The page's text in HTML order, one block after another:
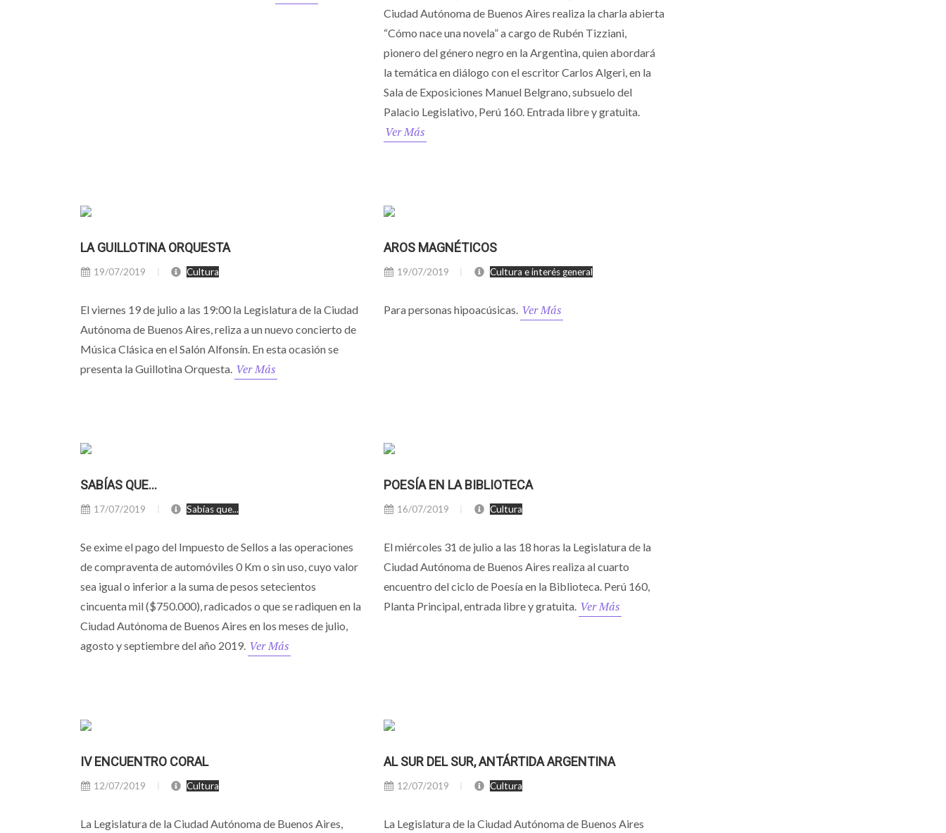
Ciudad Autónoma de Buenos Aires realiza la charla abierta
“Cómo nace una novela” a cargo de Rubén Tizziani,
pionero del género negro en la Argentina, quien abordará
la temática en diálogo con el escritor Carlos Algeri, en la
Sala de Exposiciones Manuel Belgrano, subsuelo del
Palacio Legislativo, Perú 160. Entrada libre y gratuita.
Ver Más
LA GUILLOTINA ORQUESTA
19/07/2019 Cultura
El viernes 19 de julio a las 19:00 la Legislatura de la Ciudad
Autónoma de Buenos Aires, reliza a un nuevo concierto de
Música Clásica en el Salón Alfonsín. En esta ocasión se
presenta la Guillotina Orquesta. Ver Más
AROS MAGNÉTICOS
19/07/2019 Cultura e interés general
Para personas hipoacúsicas. Ver Más
SABÍAS QUE...
17/07/2019 Sabías que...
Se exime el pago del Impuesto de Sellos a las operaciones
de compraventa de automóviles 0 Km o sin uso, cuyo valor
sea igual o inferior a la suma de pesos setecientos
cincuenta mil ($750.000), radicados o que se radiquen en la
Ciudad Autónoma de Buenos Aires en los meses de julio,
agosto y septiembre del año 2019. Ver Más
POESÍA EN LA BIBLIOTECA
16/07/2019 Cultura
El miércoles 31 de julio a las 18 horas la Legislatura de la
Ciudad Autónoma de Buenos Aires realiza al cuarto
encuentro del ciclo de Poesía en la Biblioteca. Perú 160,
Planta Principal, entrada libre y gratuita. Ver Más
IV ENCUENTRO CORAL
12/07/2019 Cultura
La Legislatura de la Ciudad Autónoma de Buenos Aires,
AL SUR DEL SUR, ANTÁRTIDA ARGENTINA
12/07/2019 Cultura
La Legislatura de la Ciudad Autónoma de Buenos Aires